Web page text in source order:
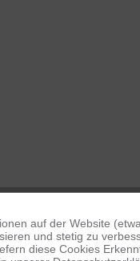
auf der Website
und stetig zu
diese Cookies